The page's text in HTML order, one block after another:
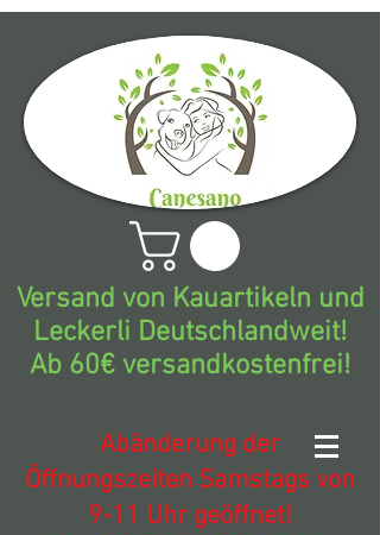
Versand von Kauartikeln und
Leckerli Deutschlandweit!
Ab 60€ versandkostenfrei!
Abänderung der
Öffnungszeiten Samstags von
9-11 Uhr geöffnet!